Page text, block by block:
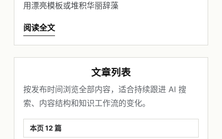
用漂亮模板或堆积华丽辞藻
阅读全文
文章列表
按发布时间浏览全部内容，适合持续跟进 AI 搜
索、内容结构和知识工作流的变化。
本页 12 篇